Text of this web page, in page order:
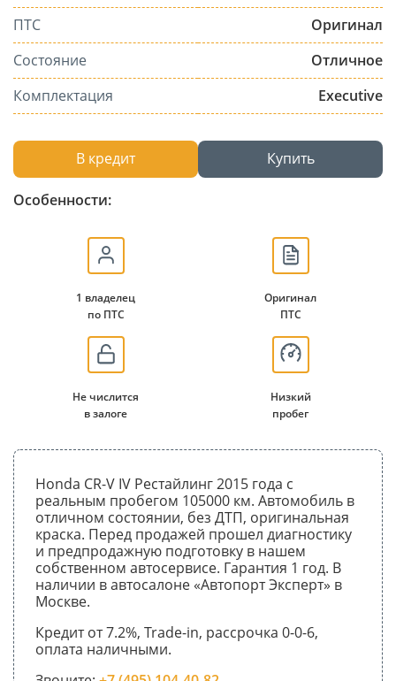
ПТС
Оригинал
Состояние
Отличное
Комплектация
Executive
В кредит Купить
Особенности:
1 владелец
по ПТС
Оригинал
ПТС
Не числится
в залоге
Низкий
пробег
Honda CR-V IV Рестайлинг 2015 года с
реальным пробегом 105000 км. Автомобиль в
отличном состоянии, без ДТП, оригинальная
краска. Перед продажей прошел диагностику
и предпродажную подготовку в нашем
собственном автосервисе. Гарантия 1 год. В
наличии в автосалоне «Автопорт Эксперт» в
Москве.
Кредит от 7.2%, Trade-in, рассрочка 0-0-6,
оплата наличными.